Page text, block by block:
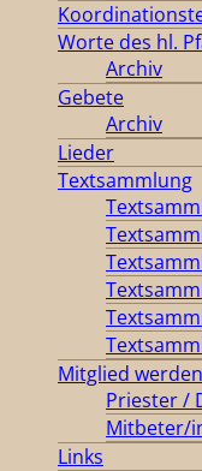
Worte des hl.
Archiv
Gebete
Archiv
Lieder
Textsammlung
Mitglied werden
Priester /
Mitbeter/
Links